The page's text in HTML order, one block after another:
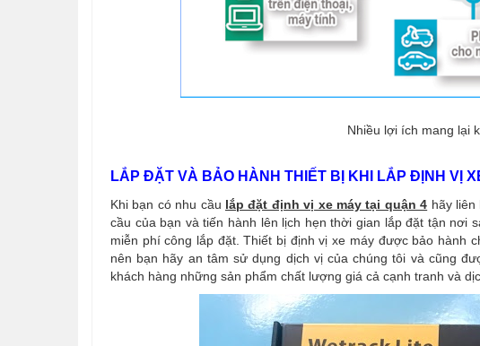
Nhiều lợi ích mang lại
LẮP ĐẶT VÀ BẢO HÀNH THIẾT BỊ KHI LẮP ĐỊNH VỊ
Khi bạn có nhu cầu lắp đặt định vị xe máy tại quận 4 hãy
cầu của bạn và tiến hành lên lịch hẹn thời gian lắp đặt tận nơi
miễn phí công lắp đặt. Thiết bị định vị xe máy được bảo hành
nên bạn hãy an tâm sử dụng dịch vị của chúng tôi và cũng
khách hàng những sản phẩm chất lượng giá cả cạnh tranh và